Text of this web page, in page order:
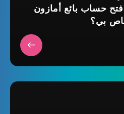
حساب بائع أمازون
بي؟